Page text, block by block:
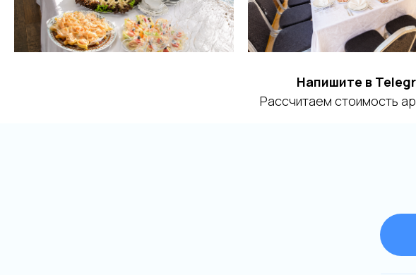
Напишите в
Рассчитаем стоимость